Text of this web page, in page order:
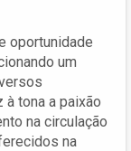
oportunidade
um
tona a paixão
na circulação
na